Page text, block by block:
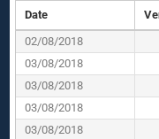
Date
02/08/2018
03/08/2018
03/08/2018
03/08/2018
03/08/2018